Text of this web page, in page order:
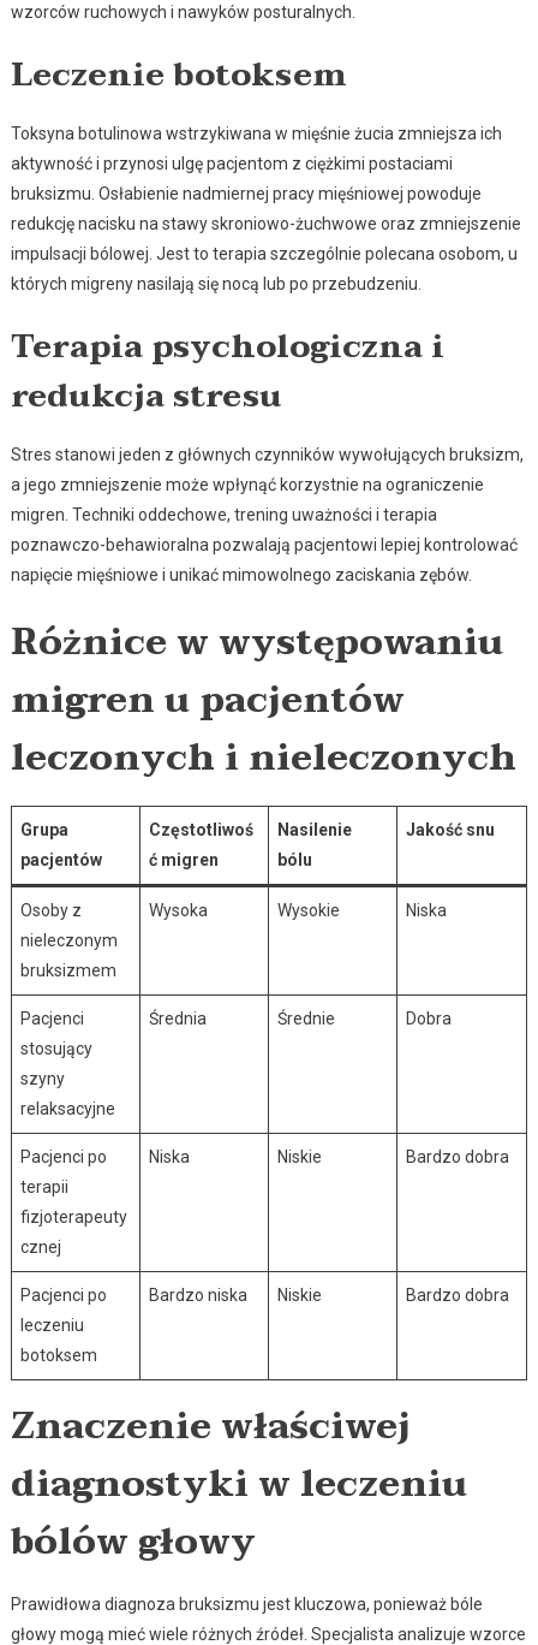
wzorców ruchowych i nawyków posturalnych.
Leczenie botoksem
Toksyna botulinowa wstrzykiwana w mięśnie żucia zmniejsza ich
aktywność i przynosi ulgę pacjentom z ciężkimi postaciami
bruksizmu. Osłabienie nadmiernej pracy mięśniowej powoduje
redukcję nacisku na stawy skroniowo-żuchwowe oraz zmniejszenie
impulsacji bólowej. Jest to terapia szczególnie polecana osobom, u
których migreny nasilają się nocą lub po przebudzeniu.
Terapia psychologiczna i
redukcja stresu
Stres stanowi jeden z głównych czynników wywołujących bruksizm,
a jego zmniejszenie może wpłynąć korzystnie na ograniczenie
migren. Techniki oddechowe, trening uważności i terapia
poznawczo-behawioralna pozwalają pacjentowi lepiej kontrolować
napięcie mięśniowe i unikać mimowolnego zaciskania zębów.
Różnice w występowaniu
migren u pacjentów
leczonych i nieleczonych
Grupa
pacjentów
Częstotliwoś
ć migren
Nasilenie
bólu
Jakość snu
Osoby z
nieleczonym
bruksizmem
Wysoka Wysokie Niska
Pacjenci
stosujący
szyny
relaksacyjne
Średnia Średnie Dobra
Pacjenci po
terapii
fizjoterapeuty
cznej
Niska Niskie Bardzo dobra
Pacjenci po
leczeniu
botoksem
Bardzo niska Niskie Bardzo dobra
Znaczenie właściwej
diagnostyki w leczeniu
bólów głowy
Prawidłowa diagnoza bruksizmu jest kluczowa, ponieważ bóle
głowy mogą mieć wiele różnych źródeł. Specjalista analizuje wzorce